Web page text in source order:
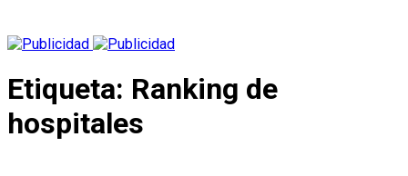
Etiqueta: Ranking de
hospitales